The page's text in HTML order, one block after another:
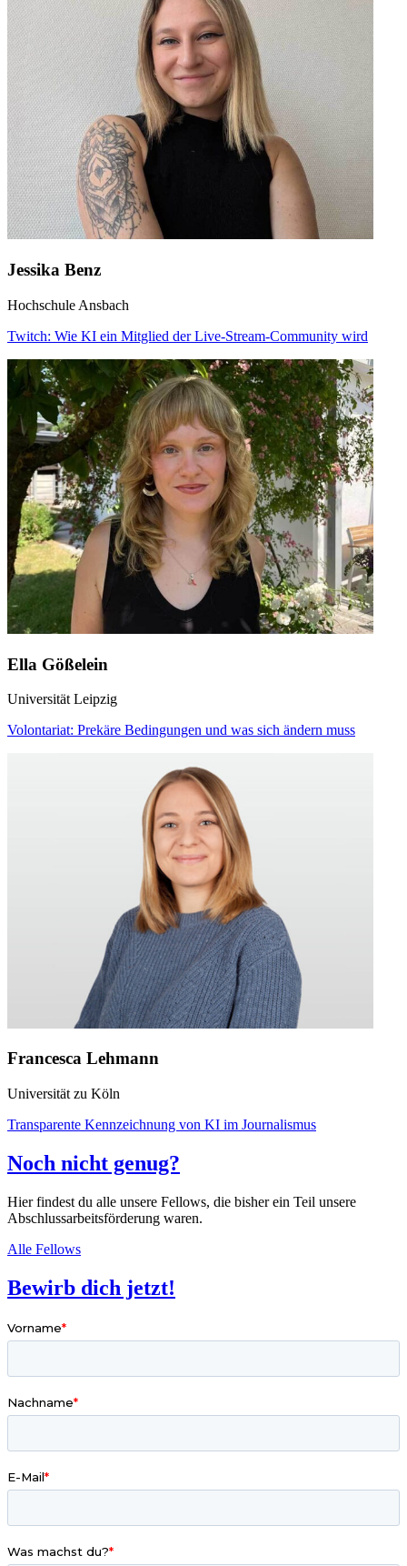
Jessika Benz
Hochschule Ansbach
Twitch: Wie KI ein Mitglied der Live-Stream-Community wird
Ella Gößelein
Universität Leipzig
Volontariat: Prekäre Bedingungen und was sich ändern muss
Francesca Lehmann
Universität zu Köln
Transparente Kennzeichnung von KI im Journalismus
Noch nicht genug?
Hier findest du alle unsere Fellows, die bisher ein Teil unsere
Abschlussarbeitsförderung waren.
Alle Fellows
Bewirb dich jetzt!